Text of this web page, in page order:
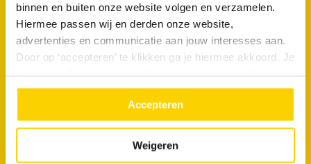
binnen en buiten onze website volgen en verzamelen.
Hiermee passen wij en derden onze website,
advertenties en communicatie aan jouw interesses aan.
Door op ‘accepteren’ te klikken ga je hiermee akkoord. Je
meer over in onsprivacy beleid.
Accepteren
Weigeren
De loodgieters van RRS worden ingezet voor het verhelpen van
verstoppingen en lekkages, maar ook voor het reinigen,
inspecteren en preventief onderhouden van rioleringen.
Loodgieters voor ontstopping van uw WC
of afvoer in Veldhoven